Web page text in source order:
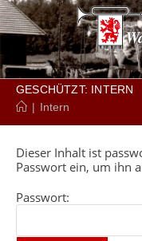
Zum
Inhalt
springen
GESCHÜTZT: INTERN
| Intern
Dieser Inhalt ist
Passwort ein, um ihn
Passwort: